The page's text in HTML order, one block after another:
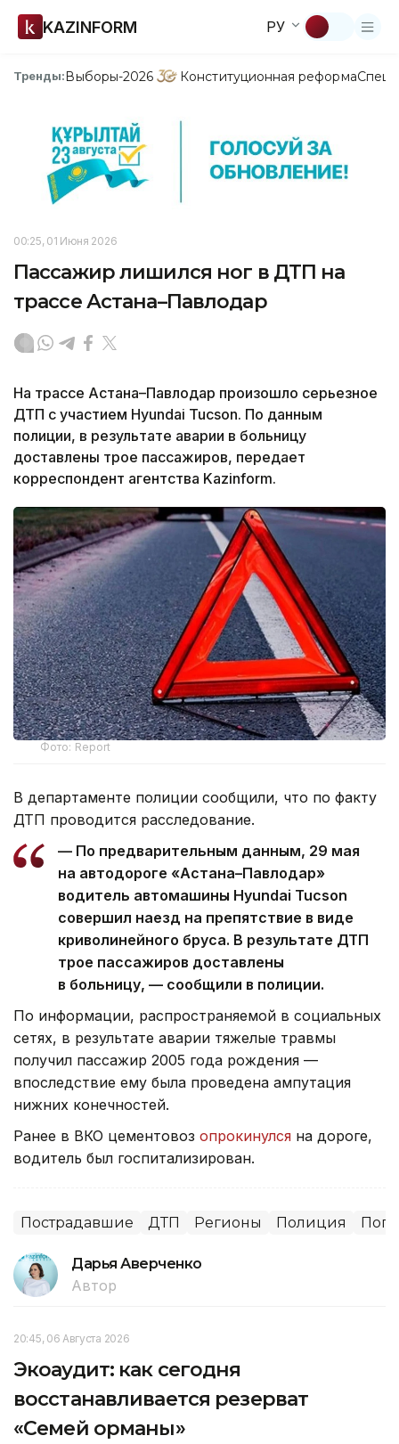
KAZINFORM РУ
Тренды:Выборы-2026 Конституционная реформа
00:25, 01 Июня 2026
Пассажир лишился ног в ДТП на
трассе Астана–Павлодар
На трассе Астана–Павлодар произошло серьезное
ДТП с участием Hyundai Tucson. По данным
полиции, в результате аварии в больницу
доставлены трое пассажиров, передает
корреспондент агентства Kazinform.
Фото: Report
В департаменте полиции сообщили, что по факту
ДТП проводится расследование.
— По предварительным данным, 29 мая
на автодороге «Астана–Павлодар»
водитель автомашины Hyundai Tucson
совершил наезд на препятствие в виде
криволинейного бруса. В результате ДТП
трое пассажиров доставлены
в больницу, — сообщили в полиции.
По информации, распространяемой в социальных
сетях, в результате аварии тяжелые травмы
получил пассажир 2005 года рождения —
впоследствие ему была проведена ампутация
нижних конечностей.
Ранее в ВКО цементовоз опрокинулся на дороге,
водитель был госпитализирован.
Пострадавшие ДТП Регионы Полиция
Дарья Аверченко
Автор
20:45, 06 Августа 2026
Экоаудит: как сегодня
восстанавливается резерват
«Семей орманы»